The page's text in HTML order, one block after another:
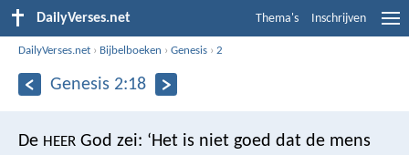
DailyVerses.net Thema's Inschrijven
DailyVerses.net › Bijbelboeken ›Genesis ›2
Genesis 2:18
De HEER God zei: ‘Het is niet goed dat de mens